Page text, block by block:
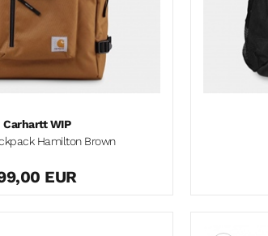
Carhartt WIP
Hamilton Brown
EUR